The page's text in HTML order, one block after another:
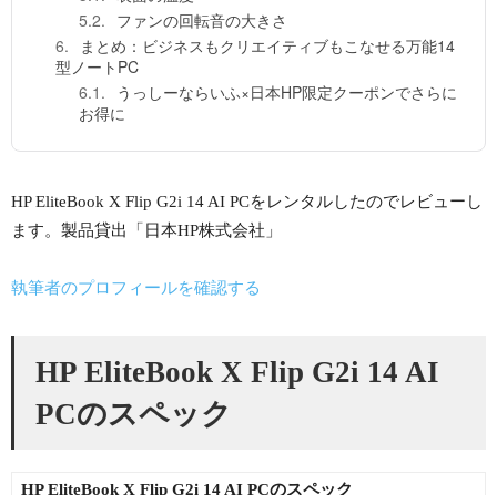
ファンの回転音の大きさ
まとめ：ビジネスもクリエイティブもこなせる万能14
型ノートPC
うっしーならいふ×日本HP限定クーポンでさらに
お得に
HP EliteBook X Flip G2i 14 AI PCをレンタルしたのでレビューし
ます。製品貸出「日本HP株式会社」
執筆者のプロフィールを確認する
HP EliteBook X Flip G2i 14 AI
PCのスペック
HP EliteBook X Flip G2i 14 AI PCのスペック